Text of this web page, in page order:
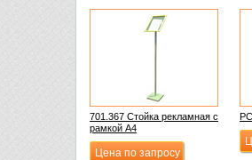
701.367 Стойка рекламная с
рамкой А4
Цена по запросу